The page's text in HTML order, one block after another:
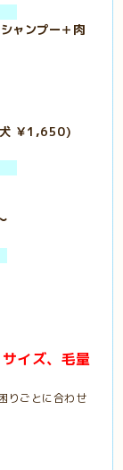
♪
ャンプー＋肉
￥1,650)
♪
イズ、毛量
りごとに合わせ